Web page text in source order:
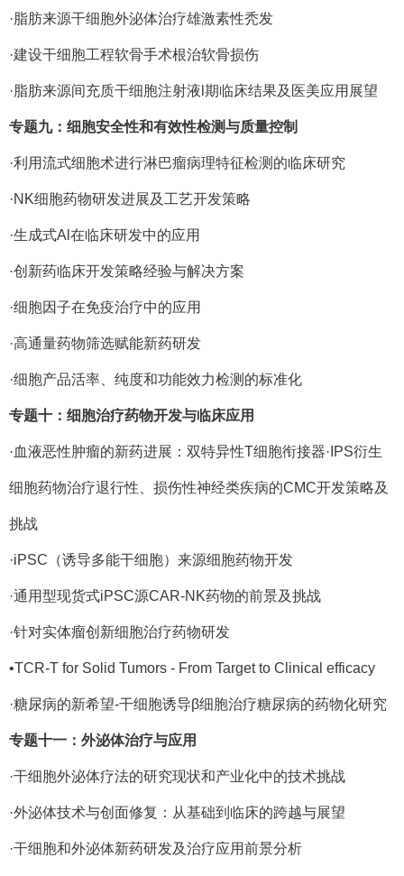
·脂肪来源干细胞外泌体治疗雄激素性秃发
·建设干细胞工程软骨手术根治软骨损伤
·脂肪来源间充质干细胞注射液l期临床结果及医美应用展望
专题九：细胞安全性和有效性检测与质量控制
·利用流式细胞术进行淋巴瘤病理特征检测的临床研究
·NK细胞药物研发进展及工艺开发策略
·生成式Al在临床研发中的应用
·创新药临床开发策略经验与解决方案
·细胞因子在免疫治疗中的应用
·高通量药物筛选赋能新药研发
·细胞产品活率、纯度和功能效力检测的标准化
专题十：细胞治疗药物开发与临床应用
·血液恶性肿瘤的新药进展：双特异性T细胞衔接器·IPS衍生
细胞药物治疗退行性、损伤性神经类疾病的CMC开发策略及
挑战
·iPSC（诱导多能干细胞）来源细胞药物开发
·通用型现货式iPSC源CAR-NK药物的前景及挑战
·针对实体瘤创新细胞治疗药物研发
•TCR-T for Solid Tumors - From Target to Clinical efficacy
·糖尿病的新希望-干细胞诱导β细胞治疗糖尿病的药物化研究
专题十一：外泌体治疗与应用
·干细胞外泌体疗法的研究现状和产业化中的技术挑战
·外泌体技术与创面修复：从基础到临床的跨越与展望
·干细胞和外泌体新药研发及治疗应用前景分析